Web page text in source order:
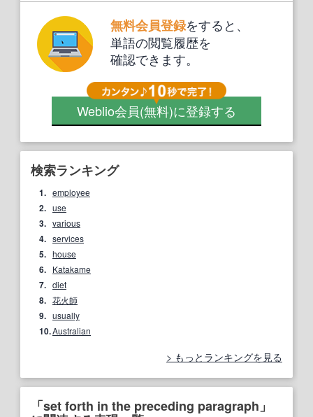
無料会員登録をすると、
単語の閲覧履歴を
確認できます。
Weblio会員(無料)に登録する
検索ランキング
1. employee
2. use
3. various
4. services
5. house
6. Katakame
7. diet
8. 花火師
9. usually
10.Australian
もっとランキングを見る
「set forth in the preceding paragraph」